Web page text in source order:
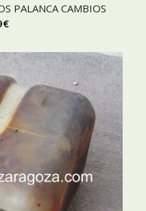
PALANCA CAMBIOS
€